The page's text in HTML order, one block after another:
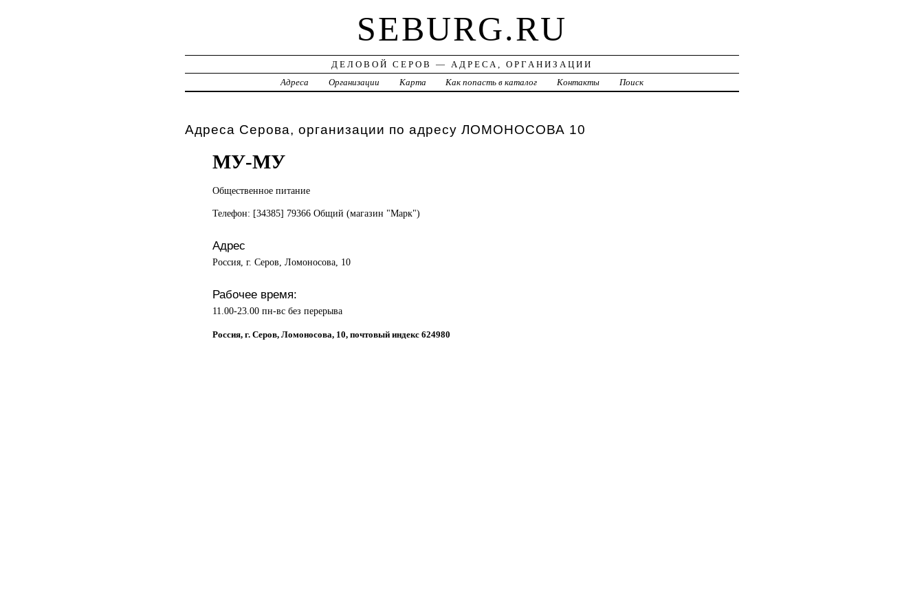
SEBURG.RU
ДЕЛОВОЙ СЕРОВ — АДРЕСА, ОРГАНИЗАЦИИ
Адреса
Организации Карта Как попасть в каталог Контакты Поиск
Адреса Серова, организации по адресу ЛОМОНОСОВА 10
МУ-МУ
Общественное питание
Телефон: [34385] 79366 Общий (магазин "Марк")
Адрес
Россия, г. Серов, Ломоносова, 10
Рабочее время:
11.00-23.00 пн-вс без перерыва
Россия, г. Серов, Ломоносова, 10, почтовый индекс 624980